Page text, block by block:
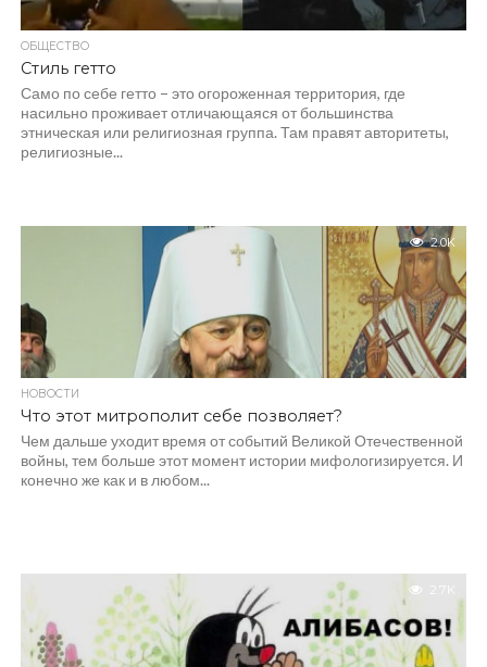
ОБЩЕСТВО
Стиль гетто
Само по себе гетто – это огороженная территория, где
насильно проживает отличающаяся от большинства
этническая или религиозная группа. Там правят авторитеты,
религиозные...
2.0K
НОВОСТИ
Что этот митрополит себе позволяет?
Чем дальше уходит время от событий Великой Отечественной
войны, тем больше этот момент истории мифологизируется. И
конечно же как и в любом...
2.7K